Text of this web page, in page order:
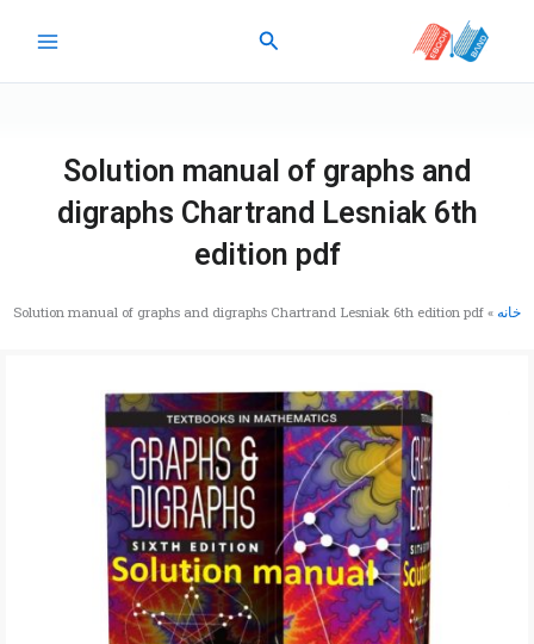
جستجو
Solution manual of graphs and
digraphs Chartrand Lesniak 6th
edition pdf
خانه »
Solution manual of graphs and digraphs Chartrand Lesniak 6th edition pdf